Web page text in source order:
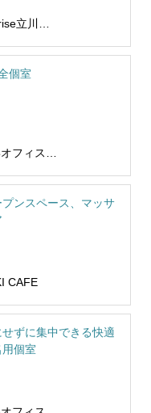
個室
プンスペース、マッサ
CAFE
せずに集中できる快適
個室